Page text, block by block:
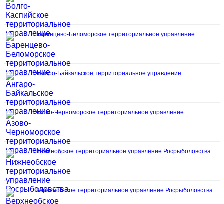
Баренцево-Беломорское территориальное управление
Ангаро-Байкальское территориальное управление
Азово-Черноморское территориальное управление
Нижнеобское территориальное управление Росрыболовства
Верхнеобское территориальное управление Росрыболовства